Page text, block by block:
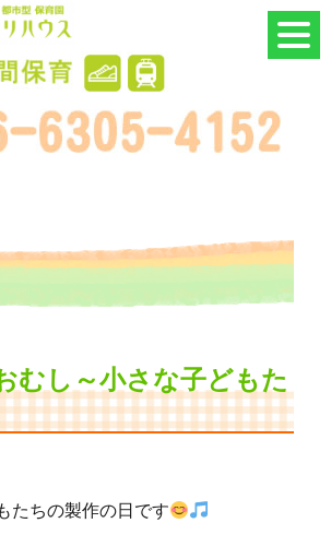
所 ユーカリハウス
むし～小さな子どもた
たちの製作の日です